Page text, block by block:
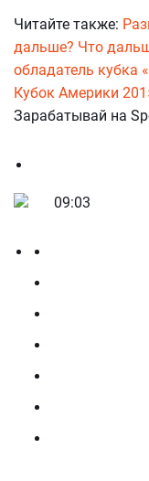
Читайте также:
дальше? Что
обладатель кубка
Кубок Америки
Зарабатывай на
09:03